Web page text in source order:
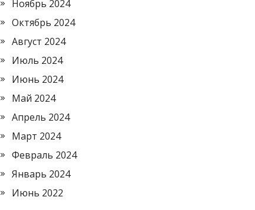
Ноябрь 2024
Октябрь 2024
Август 2024
Июль 2024
Июнь 2024
Май 2024
Апрель 2024
Март 2024
Февраль 2024
Январь 2024
Июнь 2022